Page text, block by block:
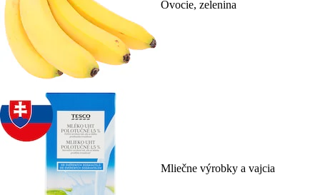
Ovocie, zelenina
Mliečne výrobky a vajcia